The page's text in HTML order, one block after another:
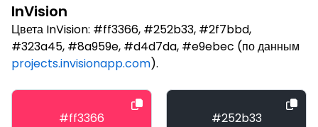
InVision
Цвета InVision: #ff3366, #252b33, #2f7bbd,
#323a45, #8a959e, #d4d7da, #e9ebec (по данным
projects.invisionapp.com).
#ff3366 #252b33